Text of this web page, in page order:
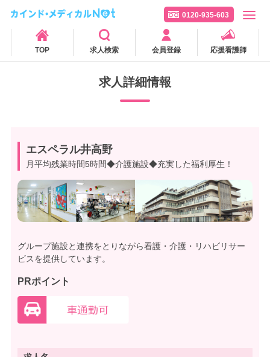
0120-935-603
TOP 求人検索 会員登録 応援看護師
求人詳細情報
エスペラル井高野
月平均残業時間5時間◆介護施設◆充実した福利厚生！
グループ施設と連携をとりながら看護・介護・リハビリサー
ビスを提供しています。
PRポイント